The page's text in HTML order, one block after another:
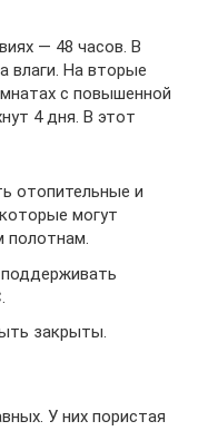
— 48 часов. В
влаги. На вторые
с повышенной
4 дня. В этот
отопительные и
могут
полотнам.
закрыты.
У них пористая